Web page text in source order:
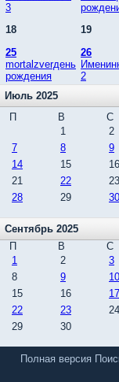
3
18
19
25
mortalzverдень
рождения
26
2
Июль 2025
П
В С
1
2
7
8 9
14
15 16
21
22 23
28
29 30
Сентябрь 2025
П
В С
1
2 3
8
9 10
15
16 17
22
23 24
29
30
Полная версия